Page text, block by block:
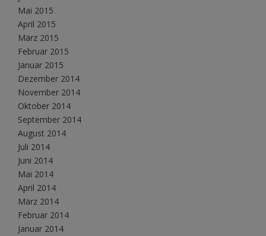
Mai 2015
April 2015
März 2015
Februar 2015
Januar 2015
Dezember 2014
November 2014
Oktober 2014
September 2014
August 2014
Juli 2014
Juni 2014
Mai 2014
April 2014
März 2014
Februar 2014
Januar 2014